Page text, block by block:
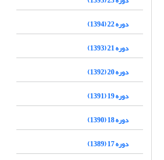
دوره 22 (1394)
دوره 21 (1393)
دوره 20 (1392)
دوره 19 (1391)
دوره 18 (1390)
دوره 17 (1389)